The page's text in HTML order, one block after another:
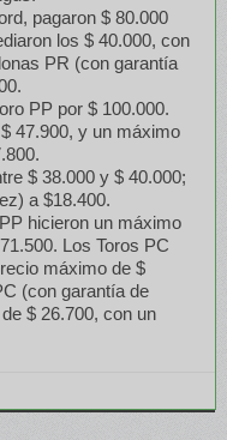
pagaron $ 80.000
los $ 40.000, con
PR (con garantía
PP por $ 100.000.
47.900, y un máximo
$ 38.000 y $ 40.000;
a $18.400.
hicieron un máximo
Los Toros PC
máximo de $
(con garantía de
$ 26.700, con un